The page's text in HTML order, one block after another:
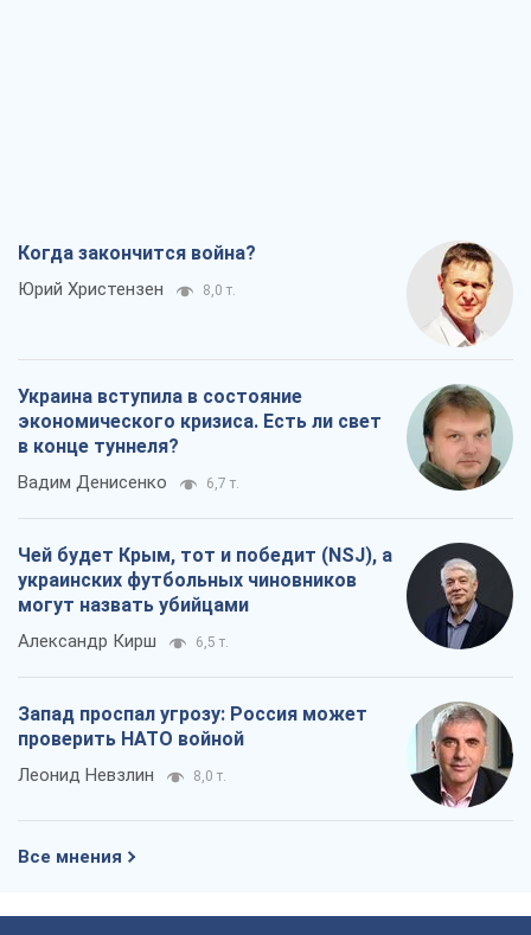
Когда закончится война?
Юрий Христензен 8,0 т.
Украина вступила в состояние
экономического кризиса. Есть ли свет
в конце туннеля?
Вадим Денисенко 6,7 т.
Чей будет Крым, тот и победит (NSJ), а
украинских футбольных чиновников
могут назвать убийцами
Александр Кирш 6,5 т.
Запад проспал угрозу: Россия может
проверить НАТО войной
Леонид Невзлин 8,0 т.
Все мнения